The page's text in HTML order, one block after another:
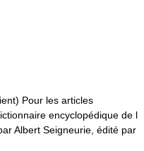
Pour les articles
encyclopédique de l
Albert Seigneurie, édité par